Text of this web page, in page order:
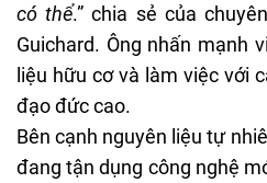
có thể.” chia sẻ của
Guichard. Ông nhấn mạnh
liệu hữu cơ và làm việc với
đạo đức cao.
Bên cạnh nguyên liệu tự
đang tận dụng công nghệ